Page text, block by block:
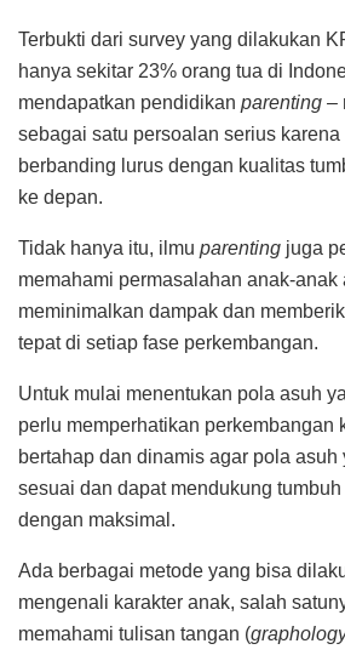
Terbukti dari survey yang dilakukan
hanya sekitar 23% orang tua di
mendapatkan pendidikan parenting –
sebagai satu persoalan serius
berbanding lurus dengan kualitas
ke depan.
Tidak hanya itu, ilmu parenting juga
memahami permasalahan anak-anak
meminimalkan dampak dan
tepat di setiap fase perkembangan.
Untuk mulai menentukan pola asuh
perlu memperhatikan perkembangan
bertahap dan dinamis agar pola
sesuai dan dapat mendukung
dengan maksimal.
Ada berbagai metode yang bisa
mengenali karakter anak, salah
memahami tulisan tangan (